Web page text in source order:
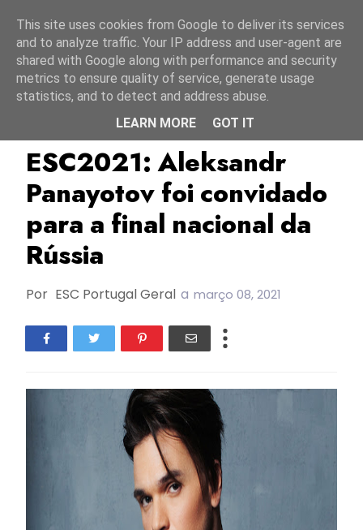
Aleksandr Panayotov ESC2021
ESC2021: Aleksandr
Panayotov foi convidado
para a final nacional da
Rússia
Por ESC Portugal Geral a março 08, 2021
This site uses cookies from Google to deliver its services
and to analyze traffic. Your IP address and user-agent are
shared with Google along with performance and security
metrics to ensure quality of service, generate usage
statistics, and to detect and address abuse.
LEARN MORE
GOT IT